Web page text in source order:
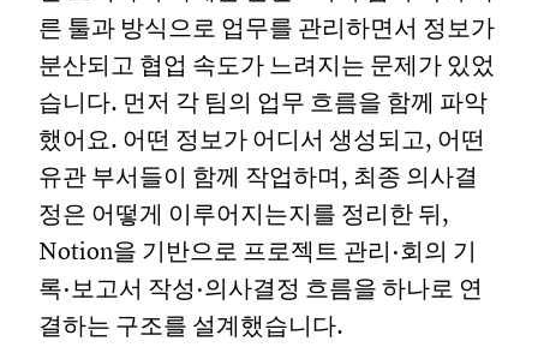
른 툴과 방식으로 업무를 관리하면서 정보가
분산되고 협업 속도가 느려지는 문제가 있었
습니다. 먼저 각 팀의 업무 흐름을 함께 파악
했어요. 어떤 정보가 어디서 생성되고, 어떤
유관 부서들이 함께 작업하며, 최종 의사결
정은 어떻게 이루어지는지를 정리한 뒤,
Notion을 기반으로 프로젝트 관리·회의 기
록·보고서 작성·의사결정 흐름을 하나로 연
결하는 구조를 설계했습니다.